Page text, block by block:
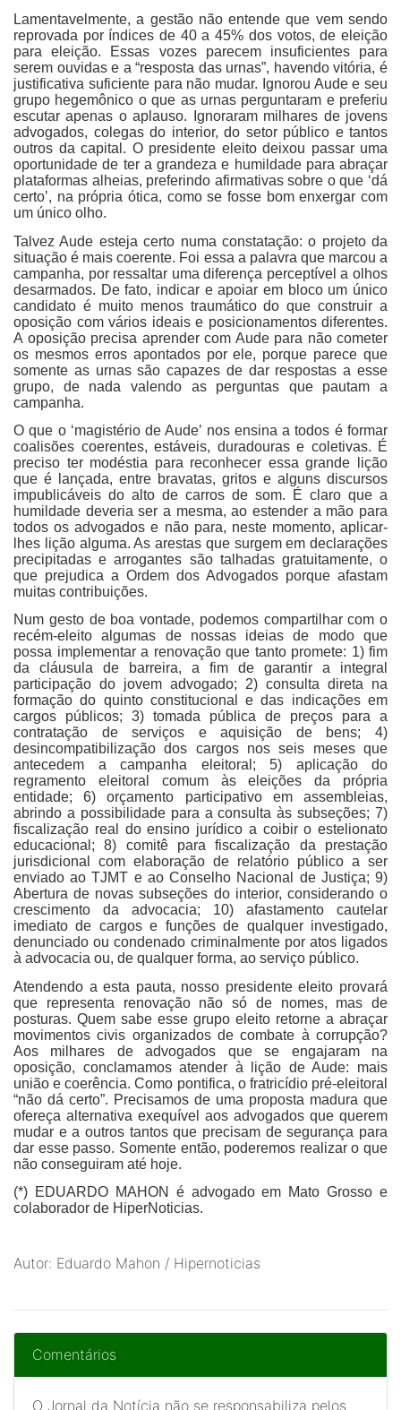
Lamentavelmente, a gestão não entende que vem sendo
reprovada por índices de 40 a 45% dos votos, de eleição
para eleição. Essas vozes parecem insuficientes para
serem ouvidas e a “resposta das urnas”, havendo vitória, é
justificativa suficiente para não mudar. Ignorou Aude e seu
grupo hegemônico o que as urnas perguntaram e preferiu
escutar apenas o aplauso. Ignoraram milhares de jovens
advogados, colegas do interior, do setor público e tantos
outros da capital. O presidente eleito deixou passar uma
oportunidade de ter a grandeza e humildade para abraçar
plataformas alheias, preferindo afirmativas sobre o que ‘dá
certo’, na própria ótica, como se fosse bom enxergar com
um único olho.
Talvez Aude esteja certo numa constatação: o projeto da
situação é mais coerente. Foi essa a palavra que marcou a
campanha, por ressaltar uma diferença perceptível a olhos
desarmados. De fato, indicar e apoiar em bloco um único
candidato é muito menos traumático do que construir a
oposição com vários ideais e posicionamentos diferentes.
A oposição precisa aprender com Aude para não cometer
os mesmos erros apontados por ele, porque parece que
somente as urnas são capazes de dar respostas a esse
grupo, de nada valendo as perguntas que pautam a
campanha.
O que o ‘magistério de Aude’ nos ensina a todos é formar
coalisões coerentes, estáveis, duradouras e coletivas. É
preciso ter modéstia para reconhecer essa grande lição
que é lançada, entre bravatas, gritos e alguns discursos
impublicáveis do alto de carros de som. É claro que a
humildade deveria ser a mesma, ao estender a mão para
todos os advogados e não para, neste momento, aplicar-
lhes lição alguma. As arestas que surgem em declarações
precipitadas e arrogantes são talhadas gratuitamente, o
que prejudica a Ordem dos Advogados porque afastam
muitas contribuições.
Num gesto de boa vontade, podemos compartilhar com o
recém-eleito algumas de nossas ideias de modo que
possa implementar a renovação que tanto promete: 1) fim
da cláusula de barreira, a fim de garantir a integral
participação do jovem advogado; 2) consulta direta na
formação do quinto constitucional e das indicações em
cargos públicos; 3) tomada pública de preços para a
contratação de serviços e aquisição de bens; 4)
desincompatibilização dos cargos nos seis meses que
antecedem a campanha eleitoral; 5) aplicação do
regramento eleitoral comum às eleições da própria
entidade; 6) orçamento participativo em assembleias,
abrindo a possibilidade para a consulta às subseções; 7)
fiscalização real do ensino jurídico a coibir o estelionato
educacional; 8) comitê para fiscalização da prestação
jurisdicional com elaboração de relatório público a ser
enviado ao TJMT e ao Conselho Nacional de Justiça; 9)
Abertura de novas subseções do interior, considerando o
crescimento da advocacia; 10) afastamento cautelar
imediato de cargos e funções de qualquer investigado,
denunciado ou condenado criminalmente por atos ligados
à advocacia ou, de qualquer forma, ao serviço público.
Atendendo a esta pauta, nosso presidente eleito provará
que representa renovação não só de nomes, mas de
posturas. Quem sabe esse grupo eleito retorne a abraçar
movimentos civis organizados de combate à corrupção?
Aos milhares de advogados que se engajaram na
oposição, conclamamos atender à lição de Aude: mais
união e coerência. Como pontifica, o fratricídio pré-eleitoral
“não dá certo”. Precisamos de uma proposta madura que
ofereça alternativa exequível aos advogados que querem
mudar e a outros tantos que precisam de segurança para
dar esse passo. Somente então, poderemos realizar o que
não conseguiram até hoje.
(*) EDUARDO MAHON é advogado em Mato Grosso e
colaborador de HiperNoticias.
Autor: Eduardo Mahon / Hipernoticias
Comentários
O Jornal da Notícia não se responsabiliza pelos